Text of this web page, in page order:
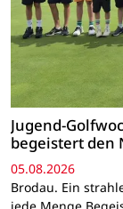
Jugend-
begeistert den
05.08.2026
Brodau. Ein